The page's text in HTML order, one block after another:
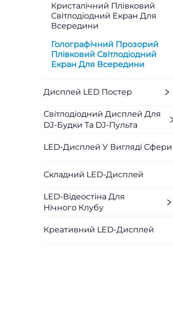
Кристалічний Плівковий
Світлодіодний Екран Для
Всередини
Голографічний Прозорий
Плівковий Світлодіодний
Екран Для Всередини
Дисплей LED Постер
Світлодіодний Дисплей Для
DJ-Будки Та DJ-Пульта
LED-Дисплей У Вигляді Сфери
Складний LED-Дисплей
LED-Відеостіна Для
Нічного Клубу
Креативний LED-Дисплей